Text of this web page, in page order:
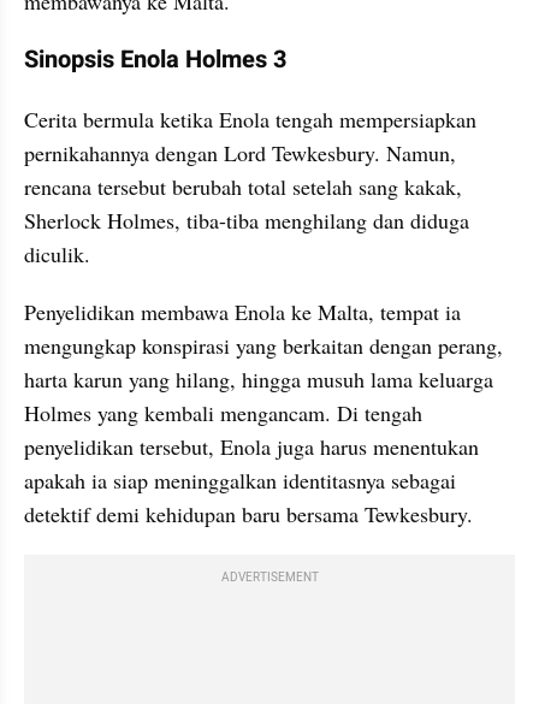
Sinopsis Enola Holmes 3
Cerita bermula ketika Enola tengah mempersiapkan
pernikahannya dengan Lord Tewkesbury. Namun,
rencana tersebut berubah total setelah sang kakak,
Sherlock Holmes, tiba-tiba menghilang dan diduga
diculik.
Penyelidikan membawa Enola ke Malta, tempat ia
mengungkap konspirasi yang berkaitan dengan perang,
harta karun yang hilang, hingga musuh lama keluarga
Holmes yang kembali mengancam. Di tengah
penyelidikan tersebut, Enola juga harus menentukan
apakah ia siap meninggalkan identitasnya sebagai
detektif demi kehidupan baru bersama Tewkesbury.
ADVERTISEMENT